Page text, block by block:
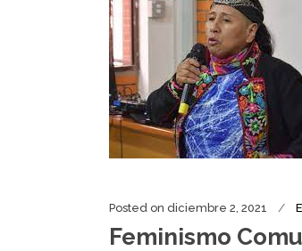
Posted on diciembre 2, 2021
Feminismo